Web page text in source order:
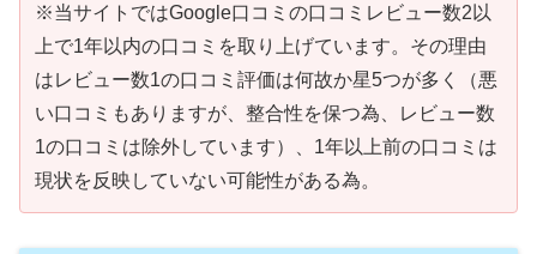
※当サイトではGoogle口コミの口コミレビュー数2以
上で1年以内の口コミを取り上げています。その理由
はレビュー数1の口コミ評価は何故か星5つが多く（悪
い口コミもありますが、整合性を保つ為、レビュー数
1の口コミは除外しています）、1年以上前の口コミは
現状を反映していない可能性がある為。